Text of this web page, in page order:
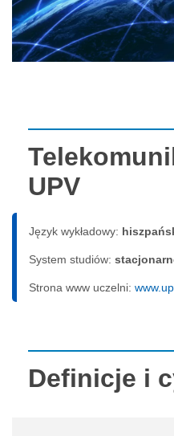
UPV
Język wykładowy:
System studiów:
Strona www uczelni:
Definicje i